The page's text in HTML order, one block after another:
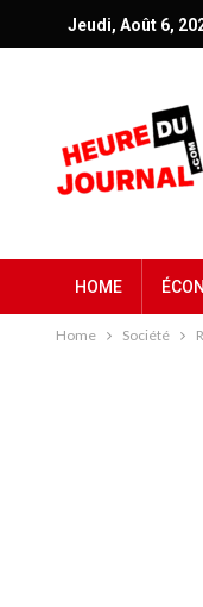
Jeudi, Août 6,
HOME
Home Société